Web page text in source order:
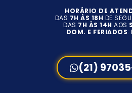
HORÁRIO DE
DAS 7H ÀS 18H DE
DAS 7H ÀS 14H AOS
DOM. E FERIADOS:
(21)